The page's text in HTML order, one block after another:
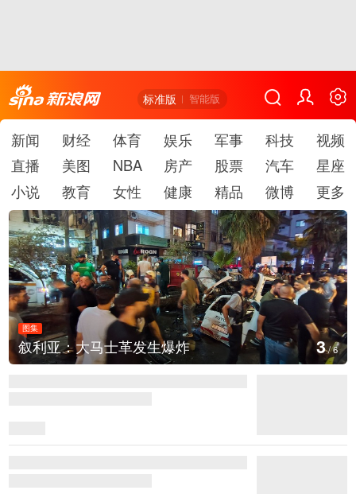
标准版 智能版
新闻 财经 体育 娱乐 军事 科技
视频
直播
美图 NBA 房产 股票 汽车
星座
小说
教育 女性 健康 精品 微博 更多
图集
云南弥勒：欢庆火把节 4/6